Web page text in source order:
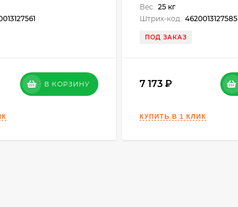
В КОРЗИНУ
Вес: 25 кг
Штрих-код: 4620013127585
ПОД ЗАКАЗ
7 173